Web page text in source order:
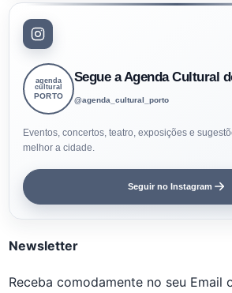
agenda
cultural
PORTO
Segue a Agenda Cultural
@agenda_cultural_porto
Eventos, concertos, teatro, exposições e
melhor a cidade.
Seguir no Instagram
Newsletter
Receba comodamente no seu Email